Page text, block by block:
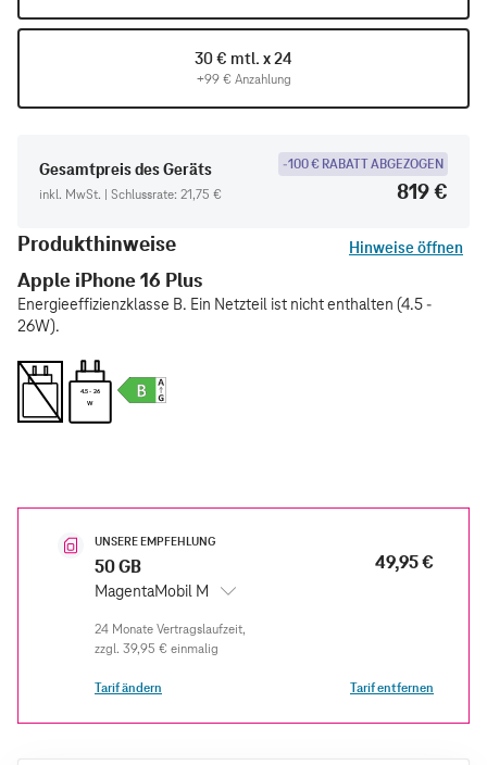
30 € mtl. x 24
+99 € Anzahlung
Gesamtpreis des Geräts
inkl. MwSt. | Schlussrate: 21,75 €
-100 € RABATT ABGEZOGEN
819 €
Produkthinweise
Hinweise öffnen
Apple iPhone 16 Plus
Energieeffizienzklasse B. Ein Netzteil ist nicht enthalten (4.5 -
26W).
4.5 - 26
W
UNSERE EMPFEHLUNG
50 GB
MagentaMobil M
49,95 €
zzgl. 39,95 € einmalig
Tarif ändern Tarif entfernen